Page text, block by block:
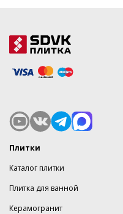
Плитки
Каталог плитки
Плитка для ванной
Керамогранит